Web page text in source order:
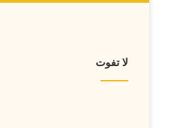
لا تفوت